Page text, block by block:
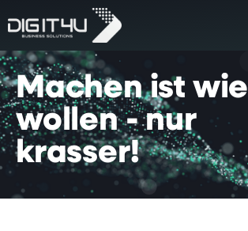
Machen ist wie
wollen - nur
krasser!